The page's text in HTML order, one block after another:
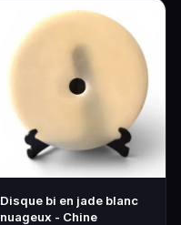
Disque bi en jade blanc
nuageux - Chine